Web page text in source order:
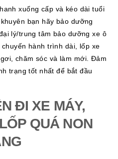
xuống cấp và kéo dài tuổi
bạn hãy bảo dưỡng
lý/trung tâm bảo dưỡng xe ô
hành trình dài, lốp xe
chăm sóc và làm mới. Đảm
trạng tốt nhất để bắt đầu
ĐI XE MÁY,
QUÁ NON